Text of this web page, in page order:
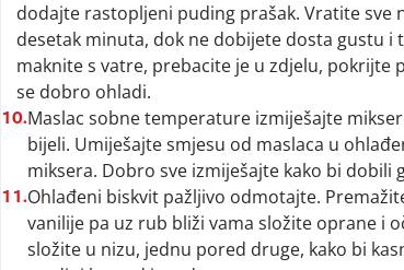
dodajte rastopljeni puding prašak. Vratite sve
desetak minuta, dok ne dobijete dosta gustu i
maknite s vatre, prebacite je u zdjelu,
se dobro ohladi.
10.Maslac sobne temperature izmiješajte
bijeli. Umiješajte smjesu od maslaca u
miksera. Dobro sve izmiješajte kako bi dobili
11.Ohlađeni biskvit pažljivo odmotajte.
vanilije pa uz rub bliži vama složite oprane i
složite u nizu, jednu pored druge, kako bi